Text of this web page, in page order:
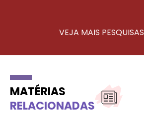
VEJA MAIS PESQUISAS
MATÉRIAS
RELACIONADAS